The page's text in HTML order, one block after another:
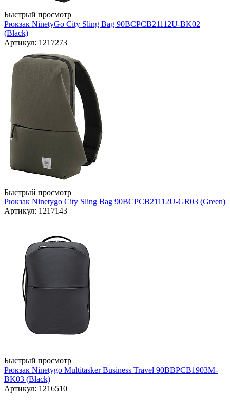
Быстрый просмотр
Рюкзак NinetyGo Сity Sling Bag 90BCPCB21112U-BK02
(Black)
Артикул: 1217273
Быстрый просмотр
Рюкзак Ninetygo Сity Sling Bag 90BCPCB21112U-GR03 (Green)
Артикул: 1217143
Быстрый просмотр
Рюкзак Ninetygo Multitasker Business Travel 90BBPCB1903M-
BK03 (Black)
Артикул: 1216510